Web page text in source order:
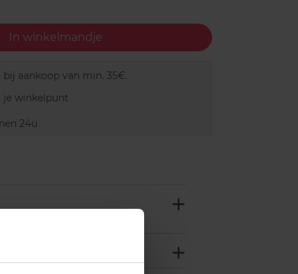
In winkelmandje
aankoop van min. 35€.
winkelpunt
24u